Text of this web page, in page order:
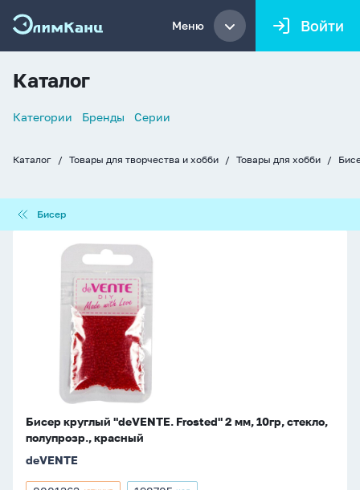
Меню Войти
Каталог
Список
Категории Бренды Серии
Каталог Товары для творчества и хобби Товары для хобби
Бисер
"deVENTE.
Frosted"
полупрозр.,
красный
Бисер круглый "deVENTE. Frosted" 2 мм, 10гр, стекло,
полупрозр., красный
deVENTE